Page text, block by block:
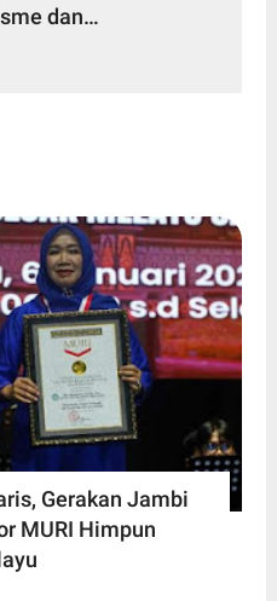
dan
Gerakan Jambi
MURI Himpun